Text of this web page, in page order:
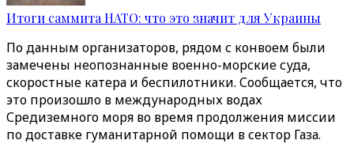
Итоги саммита НАТО: что это значит для Украины
По данным организаторов, рядом с конвоем были
замечены неопознанные военно-морские суда,
скоростные катера и беспилотники. Сообщается, что
это произошло в международных водах
Средиземного моря во время продолжения миссии
по доставке гуманитарной помощи в сектор Газа.